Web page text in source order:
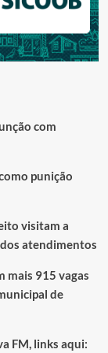
com
punição
visitam a
atendimentos
mais 915 vagas
de
FM, links aqui: